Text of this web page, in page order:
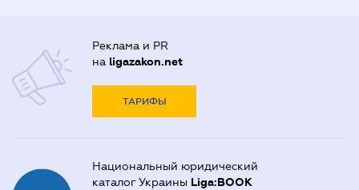
Реклама и PR
на ligazakon.net
ТАРИФЫ
Национальный юридический
каталог Украины Liga:BOOK